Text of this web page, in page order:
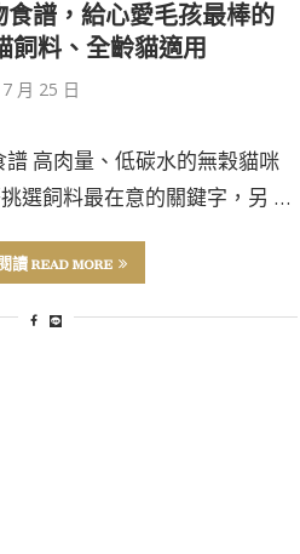
食譜，給心愛毛孩最棒的
料、全齡貓適用
月 25 日
高肉量、低碳水的無穀貓咪
選飼料最在意的關鍵字，另 …
讀 READ MORE